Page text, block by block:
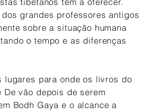
grandes professores antigos
sobre a situação humana
o tempo e as diferenças
lugares para onde os livros do
De vão depois de serem
Bodh Gaya e o alcance a